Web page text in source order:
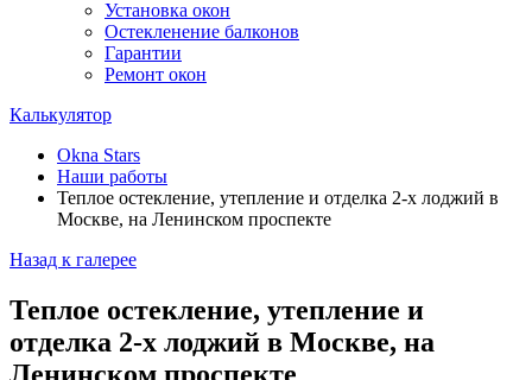
Установка окон
Остекленение балконов
Гарантии
Ремонт окон
Калькулятор
Okna Stars
Наши работы
Теплое остекление, утепление и отделка 2-х лоджий в
Москве, на Ленинском проспекте
Назад к галерее
Теплое остекление, утепление и
отделка 2-х лоджий в Москве, на